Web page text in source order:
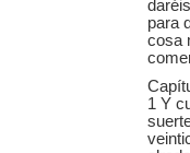
para
cosa
1 Y